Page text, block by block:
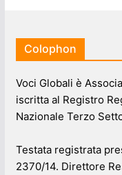
Colophon
Voci Globali è
iscritta al Registro
Nazionale Terzo
Testata registrata
2370/14. Direttore